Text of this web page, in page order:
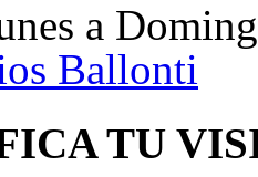
a
Ballonti
TU